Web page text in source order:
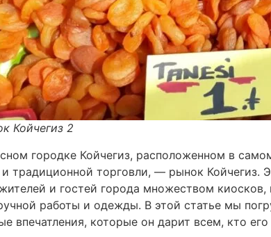
Койчегиз 2
городке Койчегиз, расположенном в
и традиционной торговли, — рынок
и гостей города множеством
работы и одежды. В этой статье мы
впечатления, которые он дарит всем, кто